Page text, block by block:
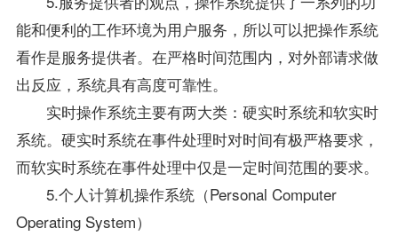
能和便利的工作环境为用户服务，所以可以把操作系统
看作是服务提供者。在严格时间范围内，对外部请求做
出反应，系统具有高度可靠性。
实时操作系统主要有两大类：硬实时系统和软实时
系统。硬实时系统在事件处理时对时间有极严格要求，
而软实时系统在事件处理中仅是一定时间范围的要求。
5.个人计算机操作系统（Personal Computer
Operating System）